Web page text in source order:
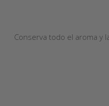
Conserva todo el aroma y